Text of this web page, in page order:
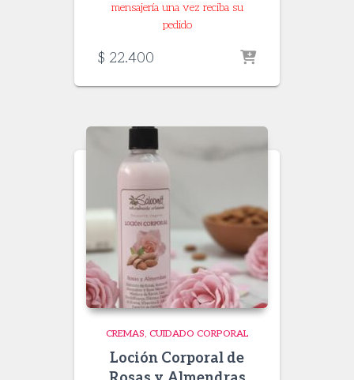
mensajería una vez reciba su
pedido
$ 22.400
CREMAS CUIDADO CORPORAL
Loción Corporal de